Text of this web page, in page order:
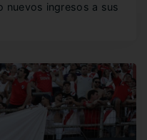
nuevos ingresos a sus